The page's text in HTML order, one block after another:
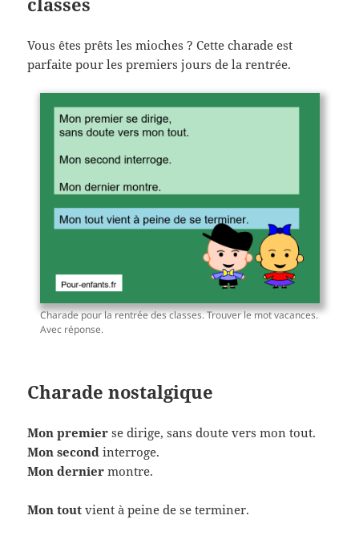
Vous êtes prêts les mioches ? Cette charade est
parfaite pour les premiers jours de la rentrée.
Charade pour la rentrée des classes. Trouver le mot vacances.
Avec réponse.
Charade nostalgique
Mon premier se dirige, sans doute vers mon tout.
Mon second interroge.
Mon dernier montre.
Mon tout vient à peine de se terminer.